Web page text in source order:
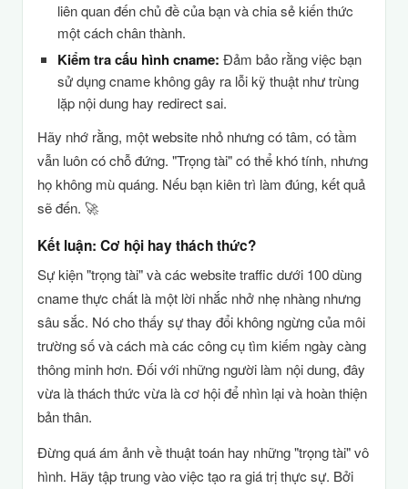
liên quan đến chủ đề của bạn và chia sẻ kiến thức
một cách chân thành.
Kiểm tra cấu hình cname: Đảm bảo rằng việc bạn
sử dụng cname không gây ra lỗi kỹ thuật như trùng
lặp nội dung hay redirect sai.
Hãy nhớ rằng, một website nhỏ nhưng có tâm, có tầm
vẫn luôn có chỗ đứng. "Trọng tài" có thể khó tính, nhưng
họ không mù quáng. Nếu bạn kiên trì làm đúng, kết quả
sẽ đến. 🚀
Kết luận: Cơ hội hay thách thức?
Sự kiện "trọng tài" và các website traffic dưới 100 dùng
cname thực chất là một lời nhắc nhở nhẹ nhàng nhưng
sâu sắc. Nó cho thấy sự thay đổi không ngừng của môi
trường số và cách mà các công cụ tìm kiếm ngày càng
thông minh hơn. Đối với những người làm nội dung, đây
vừa là thách thức vừa là cơ hội để nhìn lại và hoàn thiện
bản thân.
Đừng quá ám ảnh về thuật toán hay những "trọng tài" vô
hình. Hãy tập trung vào việc tạo ra giá trị thực sự. Bởi